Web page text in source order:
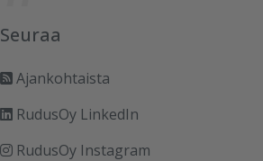
Seuraa
Ajankohtaista
RudusOy LinkedIn
RudusOy Instagram